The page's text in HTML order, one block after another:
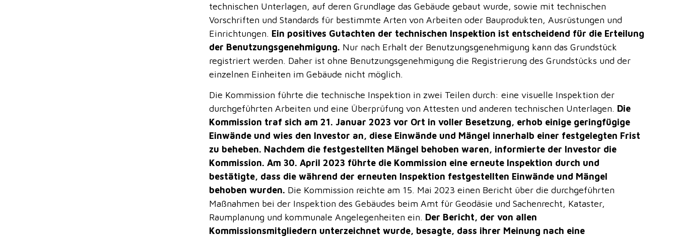
technischen Unterlagen, auf deren Grundlage das Gebäude gebaut wurde, sowie mit technischen
Vorschriften und Standards für bestimmte Arten von Arbeiten oder Bauprodukten, Ausrüstungen und
Einrichtungen. Ein positives Gutachten der technischen Inspektion ist entscheidend für die Erteilung
der Benutzungsgenehmigung. Nur nach Erhalt der Benutzungsgenehmigung kann das Grundstück
registriert werden. Daher ist ohne Benutzungsgenehmigung die Registrierung des Grundstücks und der
einzelnen Einheiten im Gebäude nicht möglich.
Die Kommission führte die technische Inspektion in zwei Teilen durch: eine visuelle Inspektion der
durchgeführten Arbeiten und eine Überprüfung von Attesten und anderen technischen Unterlagen. Die
Kommission traf sich am 21. Januar 2023 vor Ort in voller Besetzung, erhob einige geringfügige
Einwände und wies den Investor an, diese Einwände und Mängel innerhalb einer festgelegten Frist
zu beheben. Nachdem die festgestellten Mängel behoben waren, informierte der Investor die
Kommission. Am 30. April 2023 führte die Kommission eine erneute Inspektion durch und
bestätigte, dass die während der erneuten Inspektion festgestellten Einwände und Mängel
behoben wurden. Die Kommission reichte am 15. Mai 2023 einen Bericht über die durchgeführten
Maßnahmen bei der Inspektion des Gebäudes beim Amt für Geodäsie und Sachenrecht, Kataster,
Raumplanung und kommunale Angelegenheiten ein. Der Bericht, der von allen
Kommissionsmitgliedern unterzeichnet wurde, besagte, dass ihrer Meinung nach eine